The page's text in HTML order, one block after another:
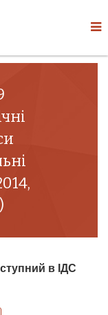
в ІДС